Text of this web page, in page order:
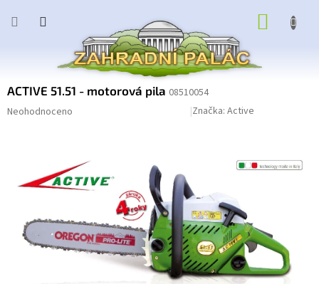
ACTIVE 51.51 - motorová pila 08510054
Průměrné
Neohodnoceno Značka: Active